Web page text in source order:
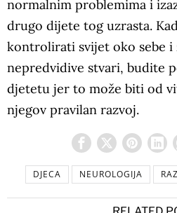
normalnim problemima i
drugo dijete tog uzrasta.
kontrolirati svijet oko sebe i
nepredvidive stvari, budite
djetetu jer to može biti od
njegov pravilan razvoj.
DJECA NEUROLOGIJA